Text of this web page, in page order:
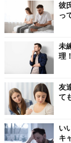
彼
っ
未
理
友
て
い
キ